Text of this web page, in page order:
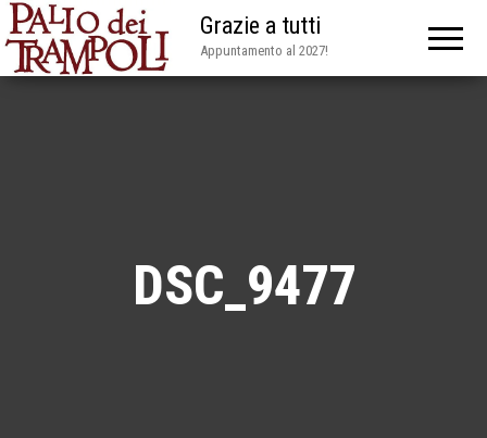
Grazie a tutti
Appuntamento al 2027!
DSC_9477